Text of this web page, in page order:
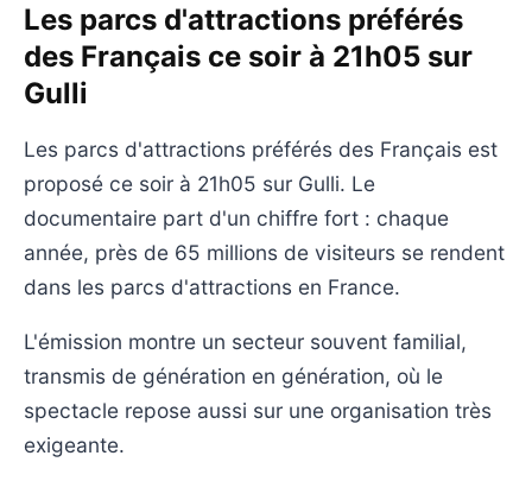
Les parcs d'attractions préférés
des Français ce soir à 21h05 sur
Gulli
Les parcs d'attractions préférés des Français est
proposé ce soir à 21h05 sur Gulli. Le
documentaire part d'un chiffre fort : chaque
année, près de 65 millions de visiteurs se rendent
dans les parcs d'attractions en France.
L'émission montre un secteur souvent familial,
transmis de génération en génération, où le
spectacle repose aussi sur une organisation très
exigeante.